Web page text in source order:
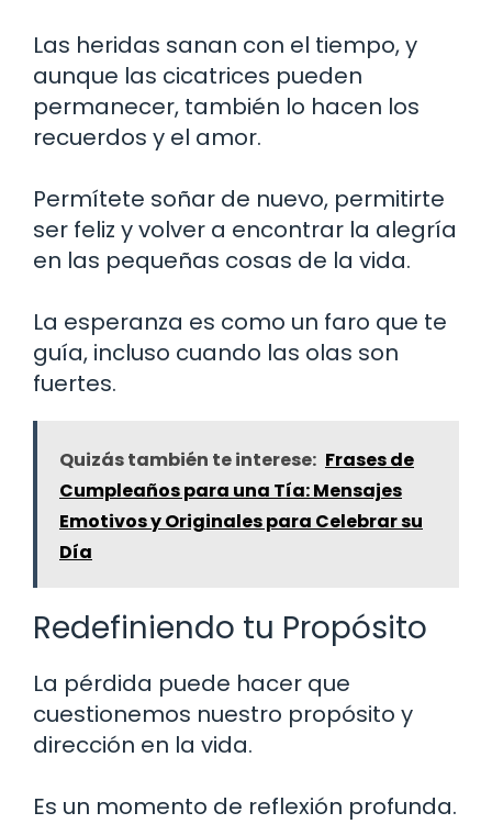
Las heridas sanan con el tiempo, y
aunque las cicatrices pueden
permanecer, también lo hacen los
recuerdos y el amor.
Permítete soñar de nuevo, permitirte
ser feliz y volver a encontrar la alegría
en las pequeñas cosas de la vida.
La esperanza es como un faro que te
guía, incluso cuando las olas son
fuertes.
Quizás también te interese: Frases de
Cumpleaños para una Tía: Mensajes
Emotivos y Originales para Celebrar su
Día
Redefiniendo tu Propósito
La pérdida puede hacer que
cuestionemos nuestro propósito y
dirección en la vida.
Es un momento de reflexión profunda.